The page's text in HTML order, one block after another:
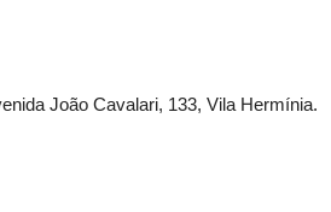
João Cavalari, 133, Vila Hermínia.